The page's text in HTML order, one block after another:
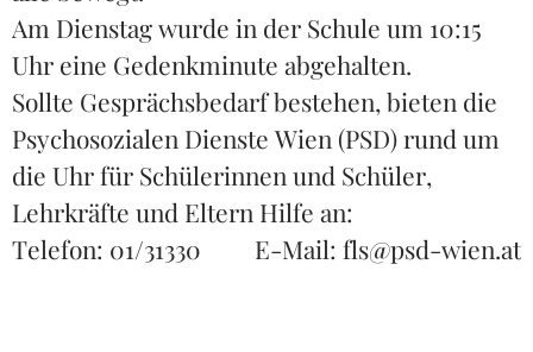
Am Dienstag wurde in der Schule um 10:15
Uhr eine Gedenkminute abgehalten.
Sollte Gesprächsbedarf bestehen, bieten die
Psychosozialen Dienste Wien (PSD) rund um
die Uhr für Schülerinnen und Schüler,
Lehrkräfte und Eltern Hilfe an:
Telefon: 01/31330 E-Mail: fls@psd-wien.at